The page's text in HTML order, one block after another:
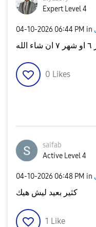
Expert Level 4
‎04-10-2026 06:44 PM in
0 Likes
saifab
Active Level 4
‎04-10-2026 06:48 PM in
كثير بعيد ليش هيك
1 Like